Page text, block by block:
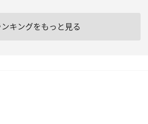
ンキングをもっと見る